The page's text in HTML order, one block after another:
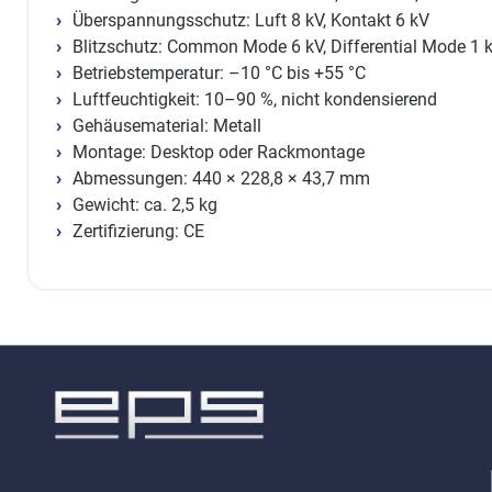
Überspannungsschutz: Luft 8 kV, Kontakt 6 kV
Blitzschutz: Common Mode 6 kV, Differential Mode 1
Betriebstemperatur: –10 °C bis +55 °C
Luftfeuchtigkeit: 10–90 %, nicht kondensierend
Gehäusematerial: Metall
Montage: Desktop oder Rackmontage
Abmessungen: 440 × 228,8 × 43,7 mm
Gewicht: ca. 2,5 kg
Zertifizierung: CE